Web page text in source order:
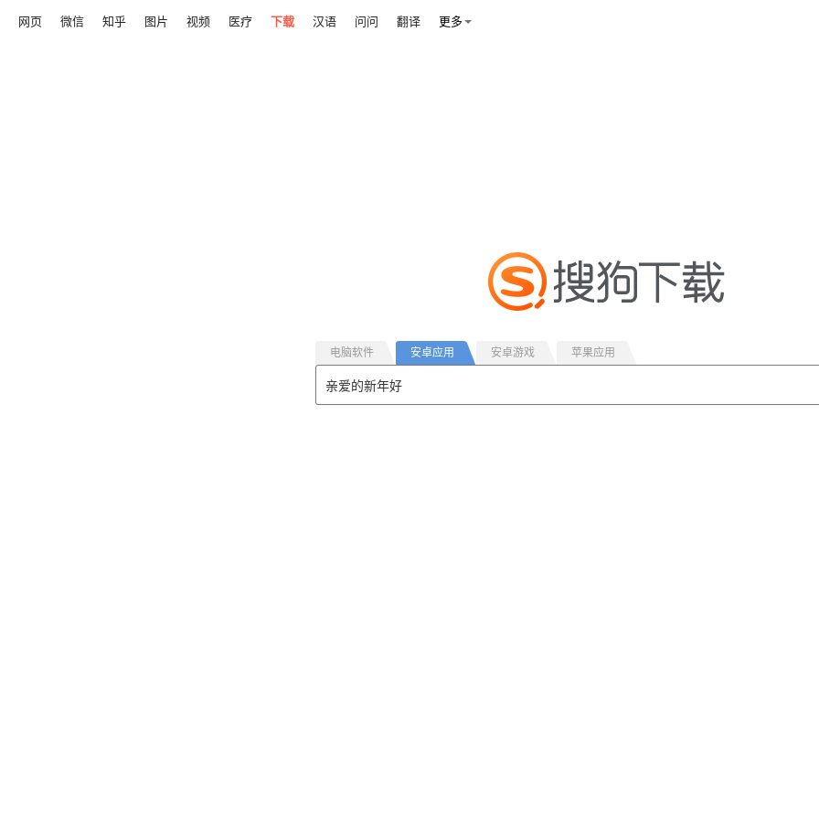
网页 微信 知乎 图片 视频 医疗 下载 汉语 问问 翻译 更多
电脑软件 安卓应用 安卓游戏 苹果应用